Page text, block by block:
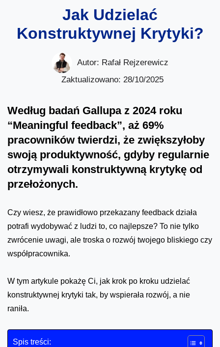
Jak Udzielać
Konstruktywnej Krytyki?
Autor: Rafał Rejzerewicz
Zaktualizowano: 28/10/2025
Według badań Gallupa z 2024 roku
“Meaningful feedback”, aż 69%
pracowników twierdzi, że zwiększyłoby
swoją produktywność, gdyby regularnie
otrzymywali konstruktywną krytykę od
przełożonych.
Czy wiesz, że prawidłowo przekazany feedback działa
potrafi wydobywać z ludzi to, co najlepsze? To nie tylko
zwrócenie uwagi, ale troska o rozwój twojego bliskiego czy
współpracownika.
W tym artykule pokażę Ci, jak krok po kroku udzielać
konstruktywnej krytyki tak, by wspierała rozwój, a nie
raniła.
Spis treści: